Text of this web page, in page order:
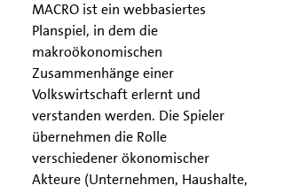
MACRO ist ein webbasiertes
Planspiel, in dem die
makroökonomischen
Zusammenhänge einer
Volkswirtschaft erlernt und
verstanden werden. Die Spieler
übernehmen die Rolle
verschiedener ökonomischer
Akteure (Unternehmen, Haushalte,